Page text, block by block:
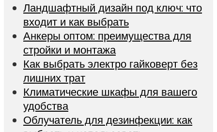
Ландшафтный дизайн под ключ: что
входит и как выбрать
Анкеры оптом: преимущества для
стройки и монтажа
Как выбрать электро гайковерт без
лишних трат
Климатические шкафы для вашего
удобства
Облучатель для дезинфекции: как